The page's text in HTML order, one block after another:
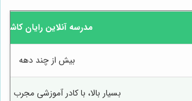
مدرسه آنلاین رایان کاشیها
بیش از چند دهه
بسیار بالا، با کادر آموزشی